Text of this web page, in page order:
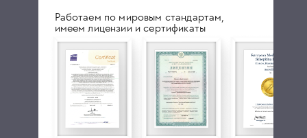
Работаем по мировым стандартам,
имеем лицензии и сертификаты